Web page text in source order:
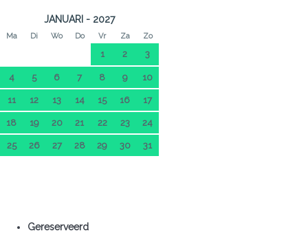
JANUARI - 2027
Ma Di Wo Do Vr Za Zo
1 2 3
4 5 6 7 8 9 10
11 12 13 14 15 16 17
18 19 20 21 22 23 24
25 26 27 28 29 30 31
Gereserveerd